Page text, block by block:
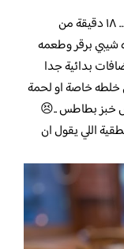
نجمة لأن الأسعار مبالغ فيها الوقت جدا يتأخر … ١٨ دقيقة من
واحد سعر البرقر ٢١ لوحده شيبي برقر وطعمه
مثل ابو ٥ ريال والاضافات بدائية جدا
خلطه خاصة او لحمة
خبز بطاطس ..😣
اللي يقول ان